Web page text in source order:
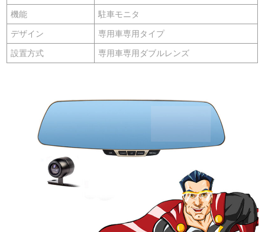
機能 駐車モニタ
デザイン 専用車専用タイプ
設置方式 専用車専用ダブルレンズ